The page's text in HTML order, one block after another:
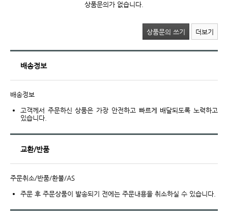
상품문의가 없습니다.
상품문의 쓰기 더보기
배송정보
배송정보
고객께서 주문하신 상품은 가장 안전하고 빠르게 배달되도록 노력하고
있습니다.
교환/반품
주문취소/반품/환불/AS
주문 후 주문상품이 발송되기 전에는 주문내용을 취소하실 수 있습니다.